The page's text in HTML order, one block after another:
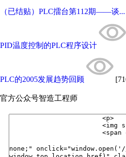
（已结贴）PLC擂台第112期——谈...
PID温度控制的PLC程序设计
PLC的2005发展趋势回顾
官方公众号智造工程师